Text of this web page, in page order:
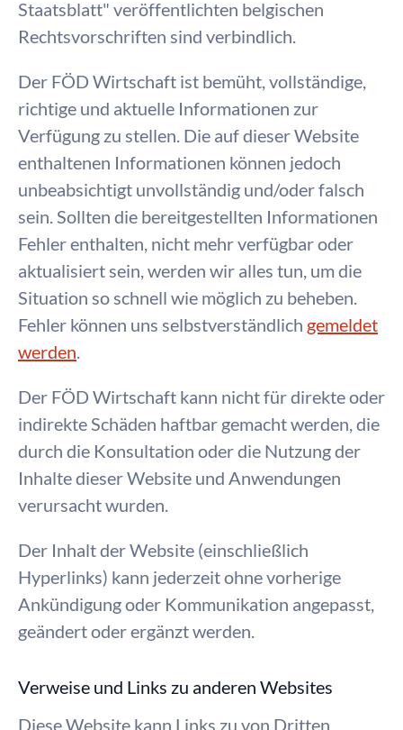
Staatsblatt" veröffentlichten belgischen
Rechtsvorschriften sind verbindlich.
Der FÖD Wirtschaft ist bemüht, vollständige,
richtige und aktuelle Informationen zur
Verfügung zu stellen. Die auf dieser Website
enthaltenen Informationen können jedoch
unbeabsichtigt unvollständig und/oder falsch
sein. Sollten die bereitgestellten Informationen
Fehler enthalten, nicht mehr verfügbar oder
aktualisiert sein, werden wir alles tun, um die
Situation so schnell wie möglich zu beheben.
Fehler können uns selbstverständlich gemeldet
werden.
Der FÖD Wirtschaft kann nicht für direkte oder
indirekte Schäden haftbar gemacht werden, die
durch die Konsultation oder die Nutzung der
Inhalte dieser Website und Anwendungen
verursacht wurden.
Der Inhalt der Website (einschließlich
Hyperlinks) kann jederzeit ohne vorherige
Ankündigung oder Kommunikation angepasst,
geändert oder ergänzt werden.
Verweise und Links zu anderen Websites
Diese Website kann Links zu von Dritten